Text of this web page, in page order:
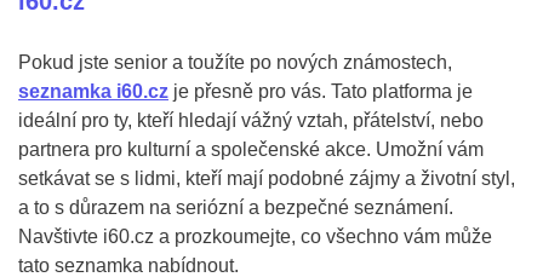
Pokud jste senior a toužíte po nových známostech,
seznamka i60.cz je přesně pro vás. Tato platforma je
ideální pro ty, kteří hledají vážný vztah, přátelství, nebo
partnera pro kulturní a společenské akce. Umožní vám
setkávat se s lidmi, kteří mají podobné zájmy a životní styl,
a to s důrazem na seriózní a bezpečné seznámení.
Navštivte i60.cz a prozkoumejte, co všechno vám může
tato seznamka nabídnout.